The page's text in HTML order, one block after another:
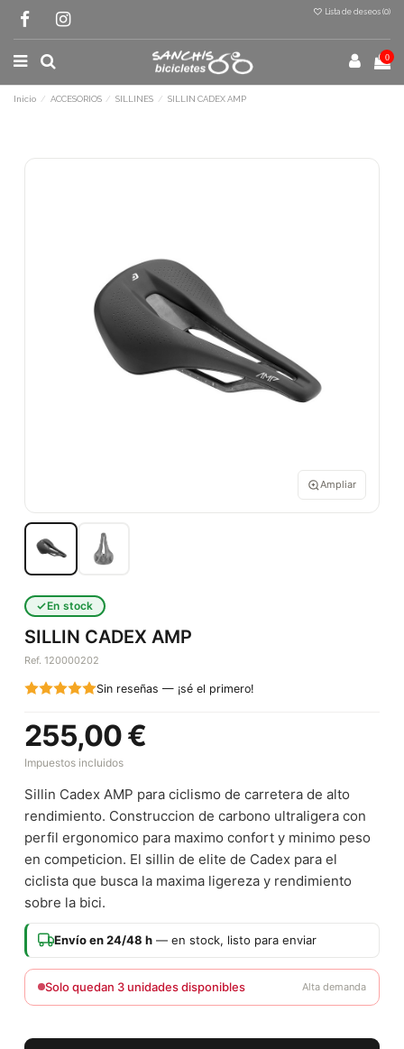
Lista de deseos (0)
0
Inicio ACCESORIOS SILLINES SILLIN CADEX AMP
Ampliar
En stock
SILLIN CADEX AMP
Ref. 120000202
Sin reseñas — ¡sé el primero!
255,00 €
Impuestos incluidos
Sillin Cadex AMP para ciclismo de carretera de alto
rendimiento. Construccion de carbono ultraligera con
perfil ergonomico para maximo confort y minimo peso
en competicion. El sillin de elite de Cadex para el
ciclista que busca la maxima ligereza y rendimiento
sobre la bici.
Envío en 24/48 h — en stock, listo para enviar
Solo quedan 3 unidades disponibles Alta demanda